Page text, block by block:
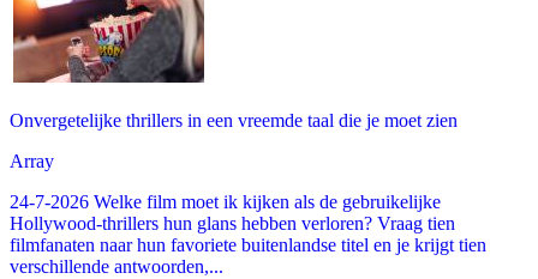
Onvergetelijke thrillers in een vreemde taal die je moet zien
Array
24-7-2026 Welke film moet ik kijken als de gebruikelijke
Hollywood-thrillers hun glans hebben verloren? Vraag tien
filmfanaten naar hun favoriete buitenlandse titel en je krijgt tien
verschillende antwoorden,...